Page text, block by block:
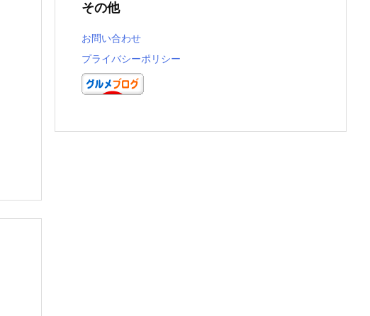
その他
お問い合わせ
プライバシーポリシー